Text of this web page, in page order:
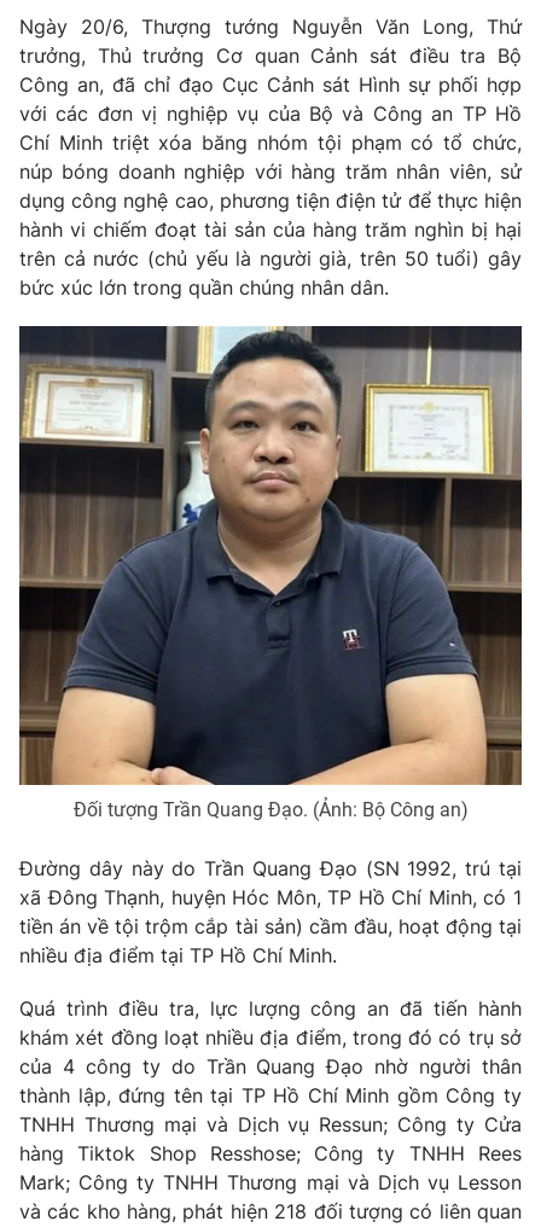
Khán giả
Giải sao mai
Sao
Làm đẹp
Chất lượng cuộc sống
Giáo dục
Tuyển sinh
Học trực tuyến
Công nghệ
Hitech Công nghệ tương lai
Sản phẩm
Thị trường
Tư vấn
Giao lưu trực tuyến
Lịch phát sóng
Chuyên mục khác
Emagazine Podcast
Photo Infographic
Shorts video
VTV Money VTV Thể thao
VTV Sức khoẻ Bất động sản
Thị trường 24h Tấm lòng Việt
VTV4 Vươn mình bằng AI
VTV9 VTV8
Liên hệ tòa soạn English
THỜI BÁO VTV
Theo dõi báo trên
Ngày 20/6, Thượng tướng Nguyễn Văn Long, Thứ
trưởng, Thủ trưởng Cơ quan Cảnh sát điều tra Bộ
Công an, đã chỉ đạo Cục Cảnh sát Hình sự phối hợp
với các đơn vị nghiệp vụ của Bộ và Công an TP Hồ
Chí Minh triệt xóa băng nhóm tội phạm có tổ chức,
núp bóng doanh nghiệp với hàng trăm nhân viên, sử
dụng công nghệ cao, phương tiện điện tử để thực hiện
hành vi chiếm đoạt tài sản của hàng trăm nghìn bị hại
trên cả nước (chủ yếu là người già, trên 50 tuổi) gây
bức xúc lớn trong quần chúng nhân dân.
Đối tượng Trần Quang Đạo. (Ảnh: Bộ Công an)
Đường dây này do Trần Quang Đạo (SN 1992, trú tại
xã Đông Thạnh, huyện Hóc Môn, TP Hồ Chí Minh, có 1
tiền án về tội trộm cắp tài sản) cầm đầu, hoạt động tại
nhiều địa điểm tại TP Hồ Chí Minh.
Quá trình điều tra, lực lượng công an đã tiến hành
khám xét đồng loạt nhiều địa điểm, trong đó có trụ sở
của 4 công ty do Trần Quang Đạo nhờ người thân
thành lập, đứng tên tại TP Hồ Chí Minh gồm Công ty
TNHH Thương mại và Dịch vụ Ressun; Công ty Cửa
hàng Tiktok Shop Resshose; Công ty TNHH Rees
Mark; Công ty TNHH Thương mại và Dịch vụ Lesson
và các kho hàng, phát hiện 218 đối tượng có liên quan